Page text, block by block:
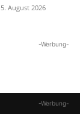
5. August 2026
-Werbung-
-Werbung-